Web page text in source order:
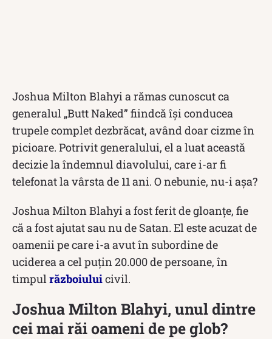
Joshua Milton Blahyi a rămas cunoscut ca
generalul „Butt Naked” fiindcă își conducea
trupele complet dezbrăcat, având doar cizme în
picioare. Potrivit generalului, el a luat această
decizie la îndemnul diavolului, care i-ar fi
telefonat la vârsta de 11 ani. O nebunie, nu-i așa?
Joshua Milton Blahyi a fost ferit de gloanțe, fie
că a fost ajutat sau nu de Satan. El este acuzat de
oamenii pe care i-a avut în subordine de
uciderea a cel puțin 20.000 de persoane, în
timpul războiuluicivil.
Joshua Milton Blahyi, unul dintre
cei mai răi oameni de pe glob?